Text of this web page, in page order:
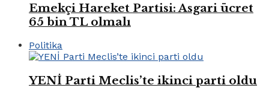
Emekçi Hareket Partisi: Asgari ücret
65 bin TL olmalı
Politika
YENİ Parti Meclis’te ikinci parti oldu